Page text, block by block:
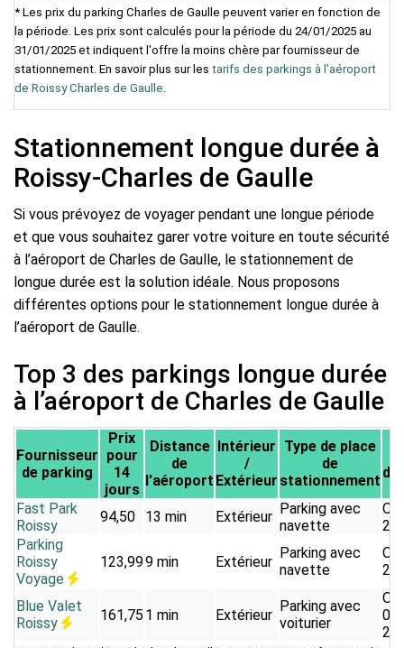
* Les prix du parking Charles de Gaulle peuvent varier en fonction de
la période. Les prix sont calculés pour la période du 24/01/2025 au
31/01/2025 et indiquent l'offre la moins chère par fournisseur de
stationnement. En savoir plus sur les tarifs des parkings à l'aéroport
de Roissy Charles de Gaulle.
Stationnement longue durée à
Roissy-Charles de Gaulle
Si vous prévoyez de voyager pendant une longue période
et que vous souhaitez garer votre voiture en toute sécurité
à l’aéroport de Charles de Gaulle, le stationnement de
longue durée est la solution idéale. Nous proposons
différentes options pour le stationnement longue durée à
l’aéroport de Gaulle.
Top 3 des parkings longue durée
à l’aéroport de Charles de Gaulle
Fournisseur
de parking
Prix
pour
14
jours
Distance
de
l'aéroport
Intérieur
/
Extérieur
Type de place
de
stationnement
Fast Park
Roissy
94,50 13 min Extérieur Parking avec
navette
Parking
Roissy
Voyage
123,999 min Extérieur
Parking avec
navette
Blue Valet
Roissy
161,75 1 min Extérieur
Parking avec
voiturier